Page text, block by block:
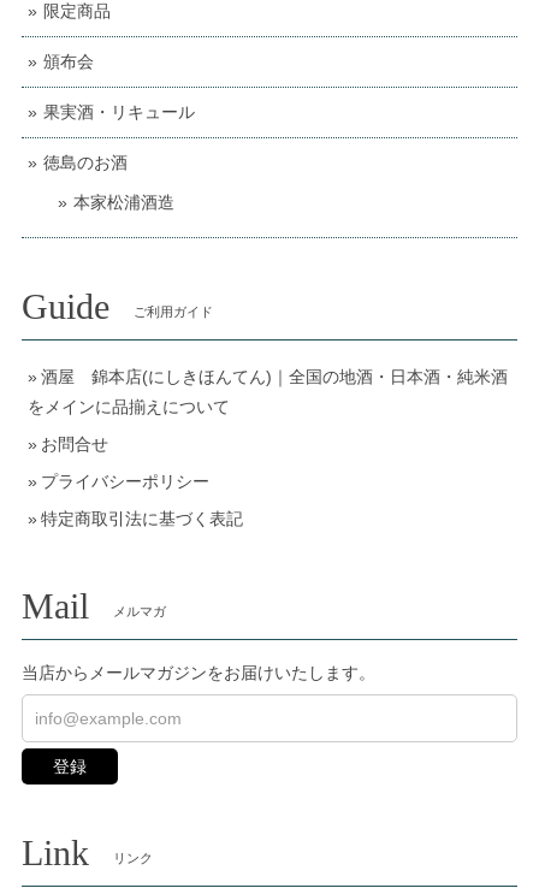
限定商品
頒布会
果実酒・リキュール
徳島のお酒
本家松浦酒造
Guide ご利用ガイド
酒屋 錦本店(にしきほんてん)｜全国の地酒・日本酒・純米酒
をメインに品揃えについて
お問合せ
プライバシーポリシー
特定商取引法に基づく表記
Mail メルマガ
当店からメールマガジンをお届けいたします。
登録
Link リンク